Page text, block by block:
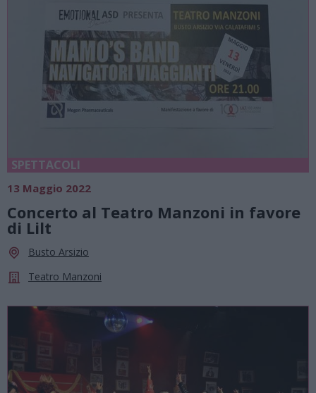
SPETTACOLI
13 Maggio 2022
Concerto al Teatro Manzoni in favore
di Lilt
Busto Arsizio
Teatro Manzoni